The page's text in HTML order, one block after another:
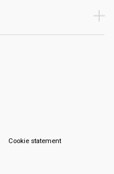
Cookie statement